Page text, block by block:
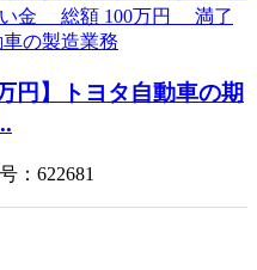
円】トヨタ自動車の期
：622681